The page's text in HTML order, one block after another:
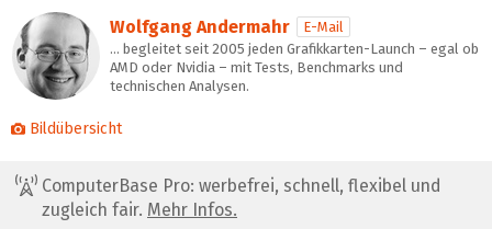
Wolfgang Andermahr
E-Mail
… begleitet seit 2005 jeden Grafikkarten-Launch – egal ob
AMD oder Nvidia – mit Tests, Benchmarks und
technischen Analysen.
Bildübersicht
ComputerBase Pro: werbefrei, schnell, flexibel und
zugleich fair. Mehr Infos.